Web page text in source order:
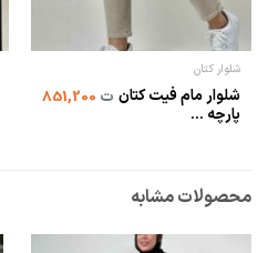
شلوار کتان
شلوار مام فیت کتان
پارچه ...
ت851,200
محصولات مشابه